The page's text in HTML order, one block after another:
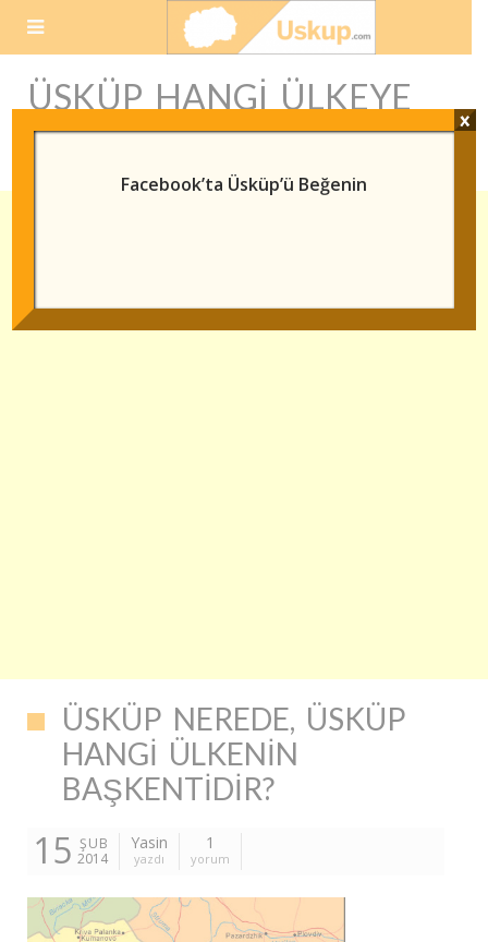
ÜSKÜP HANGI ÜLKEYE
BAĞLI
ÜSKÜP NEREDE, ÜSKÜP
HANGI ÜLKENIN
BAŞKENTIDIR?
15 ŞUB
2014
Yasin
yazdı
1
yorum
Facebook’ta Üsküp’ü Beğenin
x